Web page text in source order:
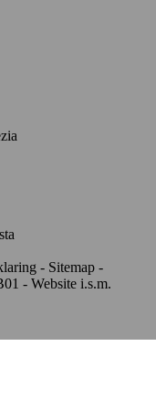
- Sitemap -
- Website i.s.m.